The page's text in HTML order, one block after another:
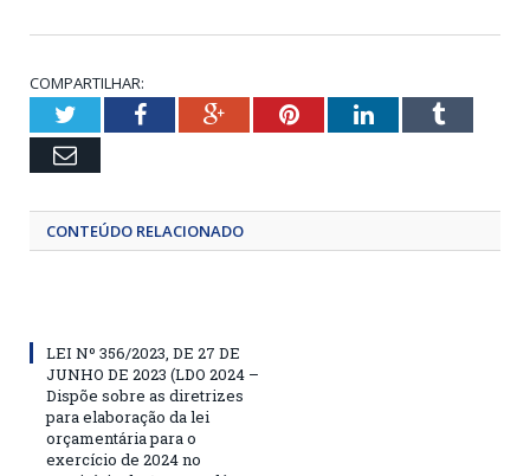
COMPARTILHAR:
TwitterFacebookGoogle+PinterestLinkedInTumblr
Email
CONTEÚDO RELACIONADO
LEI Nº 356/2023, DE 27 DE
JUNHO DE 2023 (LDO 2024 –
Dispõe sobre as diretrizes
para elaboração da lei
orçamentária para o
exercício de 2024 no